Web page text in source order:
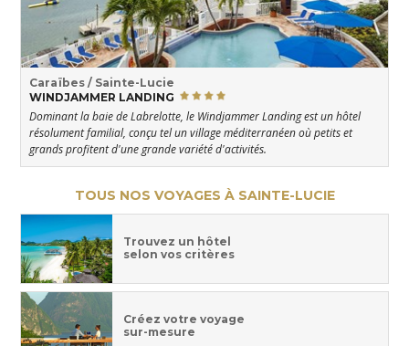
Caraïbes / Sainte-Lucie
WINDJAMMER LANDING
Dominant la baie de Labrelotte, le Windjammer Landing est un hôtel
résolument familial, conçu tel un village méditerranéen où petits et
grands profitent d'une grande variété d'activités.
TOUS NOS VOYAGES À SAINTE-LUCIE
Trouvez un hôtel
selon vos critères
Créez votre voyage
sur-mesure